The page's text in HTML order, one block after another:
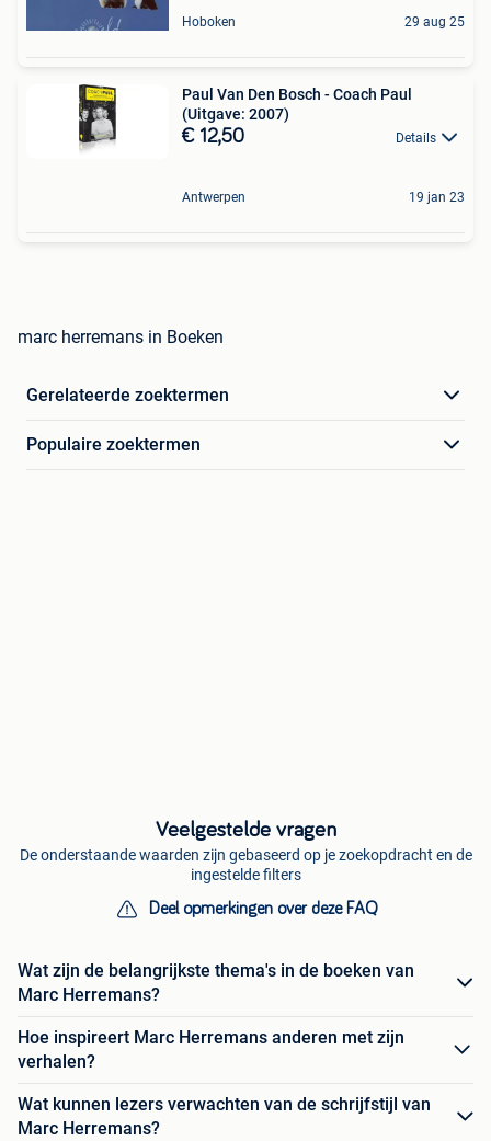
Hoboken 29 aug 25
Paul Van Den Bosch - Coach Paul
(Uitgave: 2007)
€ 12,50 Details
Antwerpen 19 jan 23
marc herremans in Boeken
Gerelateerde zoektermen
Populaire zoektermen
Veelgestelde vragen
De onderstaande waarden zijn gebaseerd op je zoekopdracht en de
ingestelde filters
Deel opmerkingen over deze FAQ
Wat zijn de belangrijkste thema's in de boeken van
Marc Herremans?
Hoe inspireert Marc Herremans anderen met zijn
verhalen?
Wat kunnen lezers verwachten van de schrijfstijl van
Marc Herremans?